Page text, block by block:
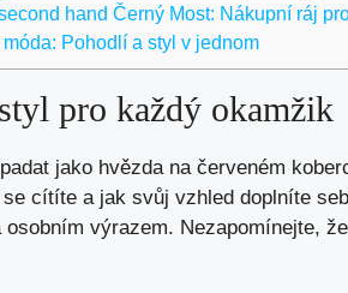
hand Černý Most: Nákupní ráj
Pohodlí a styl v jednom
pro každý okamžik
jako hvězda na červeném
cítíte a jak svůj vzhled doplníte
osobním výrazem. Nezapomínejte,